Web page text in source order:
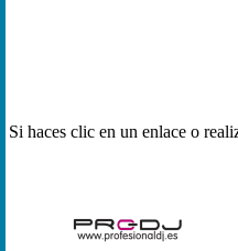
Si haces clic en un enlace o